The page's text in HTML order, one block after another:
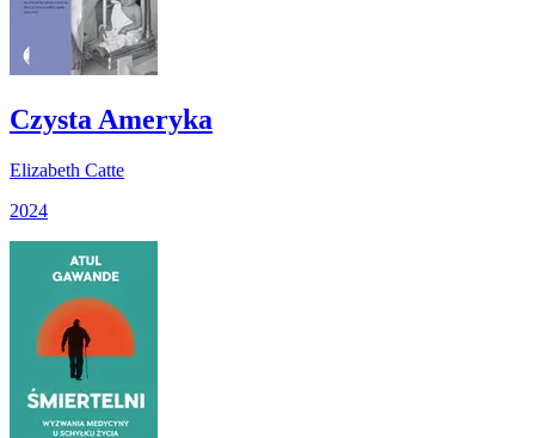
Czysta Ameryka
Elizabeth Catte
2024